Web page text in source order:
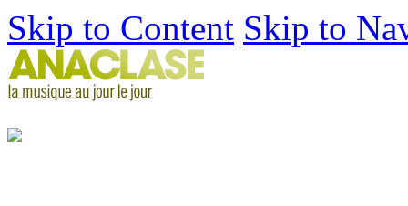
Skip to Content Skip to